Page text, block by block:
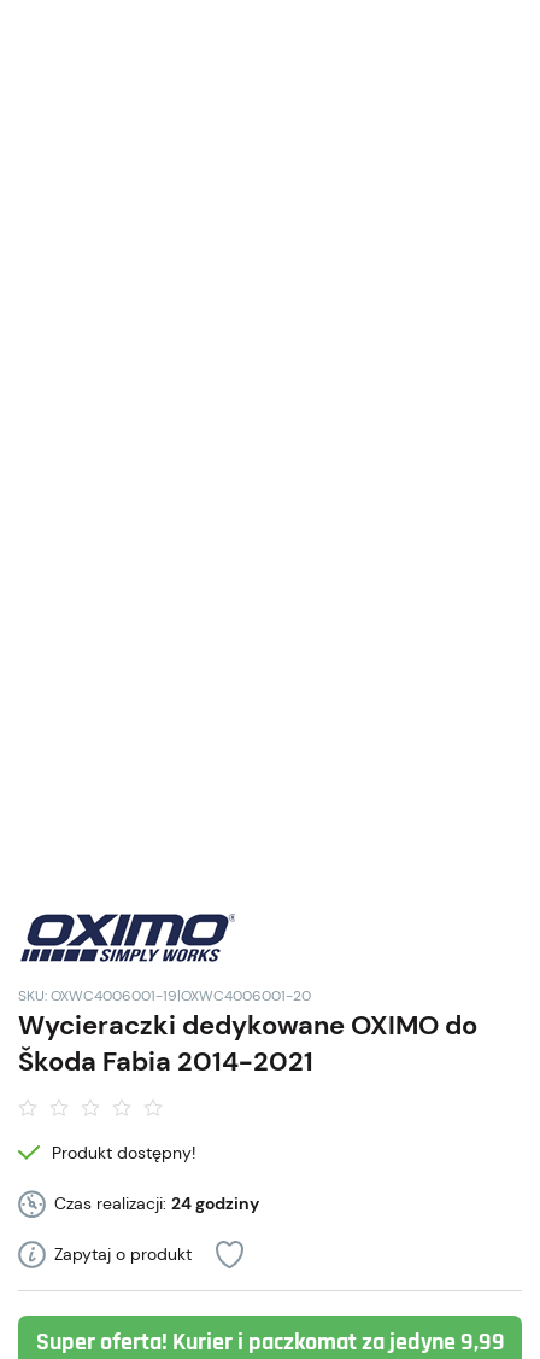
SKU: OXWC4006001-19|OXWC4006001-20
Wycieraczki dedykowane OXIMO do
Škoda Fabia 2014-2021
Produkt dostępny!
Czas realizacji: 24 godziny
Zapytaj o produkt
Super oferta! Kurier i paczkomat za jedyne 9,99